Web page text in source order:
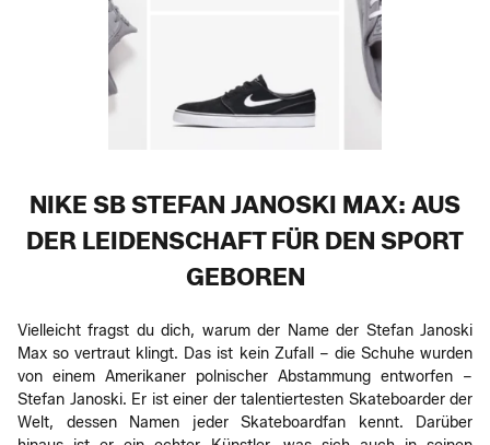
NIKE SB STEFAN JANOSKI MAX: AUS
DER LEIDENSCHAFT FÜR DEN SPORT
GEBOREN
Vielleicht fragst du dich, warum der Name der Stefan Janoski
Max so vertraut klingt. Das ist kein Zufall – die Schuhe wurden
von einem Amerikaner polnischer Abstammung entworfen –
Stefan Janoski. Er ist einer der talentiertesten Skateboarder der
Welt, dessen Namen jeder Skateboardfan kennt. Darüber